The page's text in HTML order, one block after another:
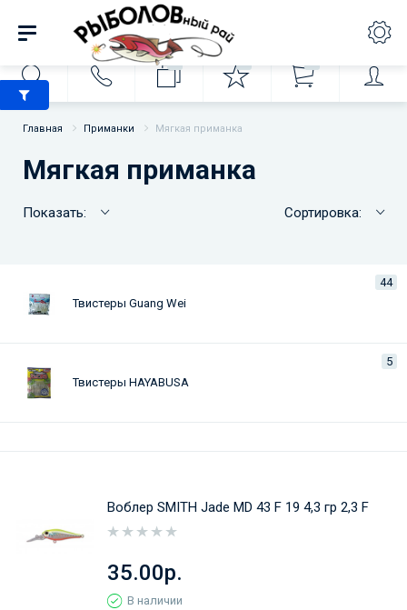
Главная Приманки Мягкая приманка
Мягкая приманка
Показать: Сортировка:
44
Твистеры Guang Wei
5
Твистеры HAYABUSA
Воблер SMITH Jade MD 43 F 19 4,3 гр 2,3 F
35.00р.
В наличии